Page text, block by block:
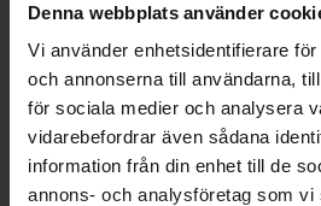
Denna webbplats använder
Vi använder enhetsidentifierare
och annonserna till användarna,
för sociala medier och analysera
vidarebefordrar även sådana
information från din enhet till de
annons- och analysföretag som vi
SAMLA BONUS I
Håll dig
PRENUMERERA PÅ VÅRT